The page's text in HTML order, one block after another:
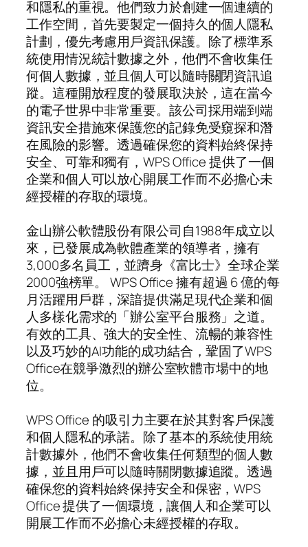
和隱私的重視。他們致力於創建一個連續的
工作空間，首先要製定一個持久的個人隱私
計劃，優先考慮用戶資訊保護。除了標準系
統使用情況統計數據之外，他們不會收集任
何個人數據，並且個人可以隨時關閉資訊追
蹤。這種開放程度的發展取決於，這在當今
的電子世界中非常重要。該公司採用端到端
資訊安全措施來保護您的記錄免受窺探和潛
在風險的影響。透過確保您的資料始終保持
安全、可靠和獨有，WPS Office 提供了一個
企業和個人可以放心開展工作而不必擔心未
經授權的存取的環境。
金山辦公軟體股份有限公司自1988年成立以
來，已發展成為軟體產業的領導者，擁有
3,000多名員工，並躋身《富比士》全球企業
2000強榜單。 WPS Office 擁有超過 6 億的每
月活躍用戶群，深諳提供滿足現代企業和個
人多樣化需求的「辦公室平台服務」之道。
有效的工具、強大的安全性、流暢的兼容性
以及巧妙的AI功能的成功結合，鞏固了WPS
Office在競爭激烈的辦公室軟體市場中的地
位。
WPS Office 的吸引力主要在於其對客戶保護
和個人隱私的承諾。除了基本的系統使用統
計數據外，他們不會收集任何類型的個人數
據，並且用戶可以隨時關閉數據追蹤。透過
確保您的資料始終保持安全和保密，WPS
Office 提供了一個環境，讓個人和企業可以
開展工作而不必擔心未經授權的存取。